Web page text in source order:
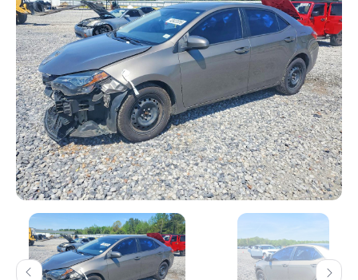
Previous Next